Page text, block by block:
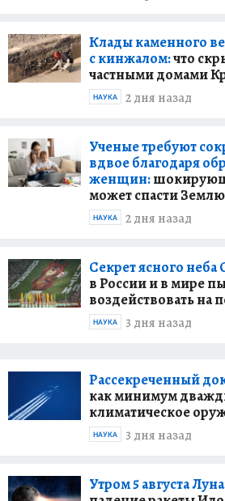
Клады каменного
с кинжалом:что
частными домами
2 дня назад
НАУКА
Ученые требуют
вдвое благодаря
женщин:
может спасти
2 дня назад
НАУКА
Секрет ясного
в России и в мире
воздействовать на
3 дня назад
НАУКА
Рассекреченный
как минимум
климатическое
3 дня назад
НАУКА
Утром 5 августа